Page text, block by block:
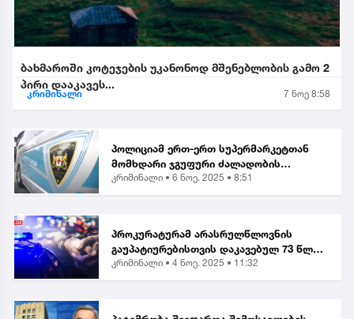
ბახმაროში კოტეჯების უკანონოდ მშენებლობის გამო 2
პირი დააკავეს...
კრიმინალი 7 ნოე 8:58
პოლიციამ ერთ-ერთ სუპერმარკეტთან
მომხდარი ჯგუფური ძალადობის
ორგანიზებისა და მასში მონაწილეობის
კრიმინალი • 6 ნოე. 2025 • 8:51
პროკურატურამ არასრულწლოვნის
გაუპატიურებისთვის დაკავებულ 73 წლის
მამაკაცს ბრალი წარუდგინა...
კრიმინალი • 4 ნოე. 2025 • 11:32